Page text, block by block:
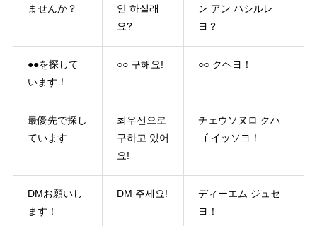
ませんか？
안 하실래
요?
ン アン ハシルレ
ヨ？
●●を探して
います！
○○ 구해요! ○○ クヘヨ！
最優先で探し
ています
최우선으로
구하고 있어
요!
チェウソヌロ クハ
ゴ イッソヨ！
DMお願いし
ます！
DM 주세요!
ディーエム ジュセ
ヨ！